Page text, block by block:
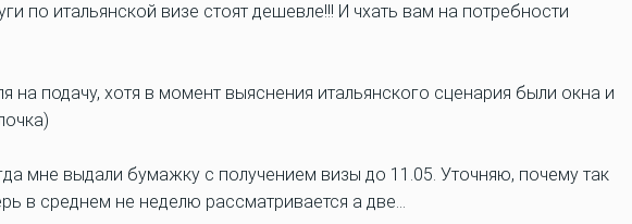
по итальянской визе стоят дешевле!!! И чхать вам на потребности
на подачу, хотя в момент выяснения итальянского сценария были окна и
мне выдали бумажку с получением визы до 11.05. Уточняю, почему так
в среднем не неделю рассматривается а две…